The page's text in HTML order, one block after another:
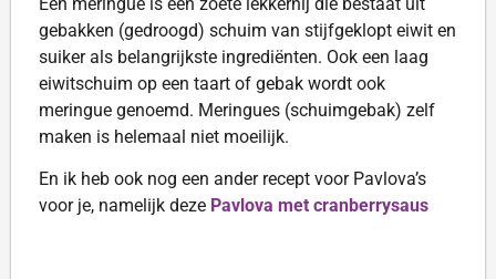
gebakken (gedroogd) schuim van stijfgeklopt eiwit en
suiker als belangrijkste ingrediënten. Ook een laag
eiwitschuim op een taart of gebak wordt ook
meringue genoemd. Meringues (schuimgebak) zelf
maken is helemaal niet moeilijk.
En ik heb ook nog een ander recept voor Pavlova’s
voor je, namelijk deze Pavlova met cranberrysaus